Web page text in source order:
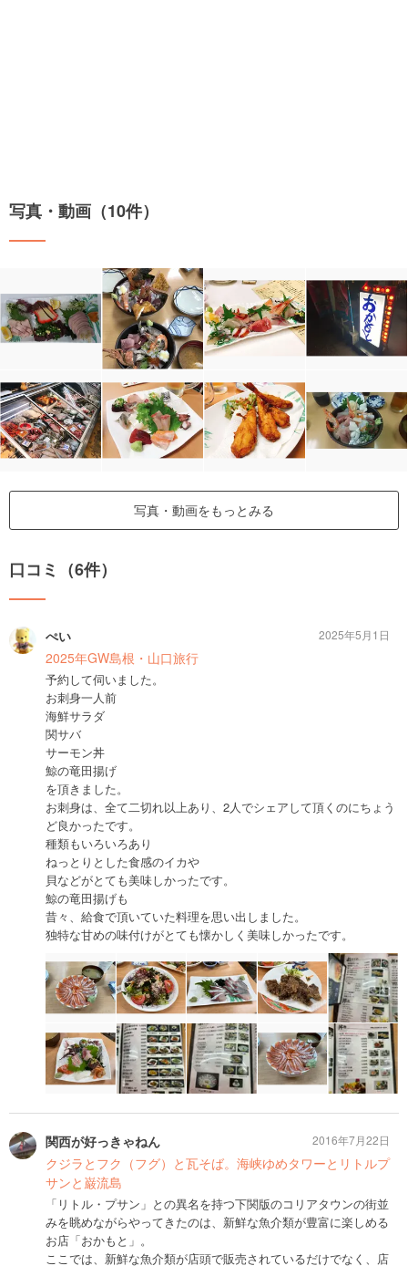
写真・動画（10件）
写真・動画をもっとみる
口コミ（6件）
ぺい
2025年GW島根・山口旅行
予約して伺いました。
お刺身一人前
海鮮サラダ
関サバ
サーモン丼
鯨の竜田揚げ
を頂きました。
お刺身は、全て二切れ以上あり、2人でシェアして頂くのにちょう
ど良かったです。
種類もいろいろあり
ねっとりとした食感のイカや
貝などがとても美味しかったです。
鯨の竜田揚げも
昔々、給食で頂いていた料理を思い出しました。
独特な甘めの味付けがとても懐かしく美味しかったです。
2025年5月1日
関西が好っきゃねん
クジラとフク（フグ）と瓦そば。海峡ゆめタワーとリトルプ
サンと巌流島
「リトル・プサン」との異名を持つ下関版のコリアタウンの街並
みを眺めながらやってきたのは、新鮮な魚介類が豊富に楽しめる
お店「おかもと」。
ここでは、新鮮な魚介類が店頭で販売されているだけでなく、店
2016年7月22日